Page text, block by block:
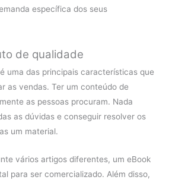
específica dos seus
de qualidade
uma das principais características que
as vendas. Ter um conteúdo de
as pessoas procuram. Nada
as dúvidas e conseguir resolver os
um material.
vários artigos diferentes, um eBook
para ser comercializado. Além disso,